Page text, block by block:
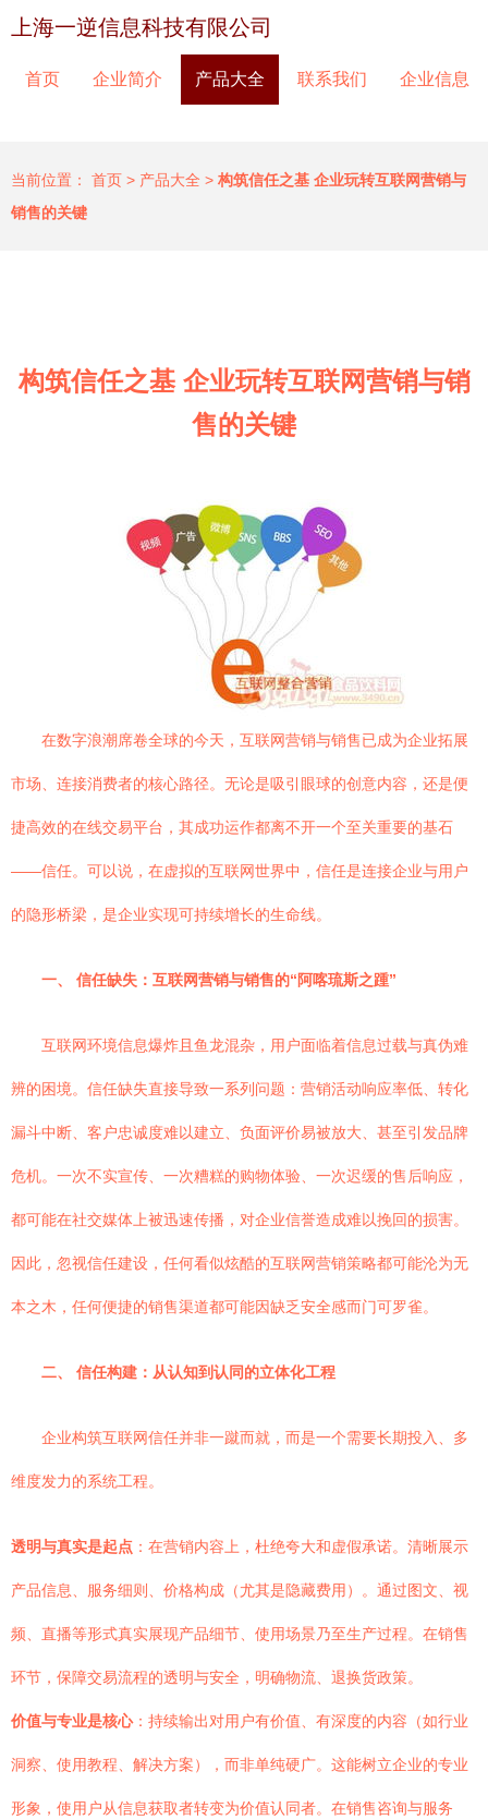
上海一逆信息科技有限公司
首页 企业简介 产品大全 联系我们 企业信息
当前位置： 首页 > 产品大全 > 构筑信任之基 企业玩转互联网营销与
销售的关键
构筑信任之基 企业玩转互联网营销与销
售的关键
在数字浪潮席卷全球的今天，互联网营销与销售已成为企业拓展
市场、连接消费者的核心路径。无论是吸引眼球的创意内容，还是便
捷高效的在线交易平台，其成功运作都离不开一个至关重要的基石
——信任。可以说，在虚拟的互联网世界中，信任是连接企业与用户
的隐形桥梁，是企业实现可持续增长的生命线。
一、 信任缺失：互联网营销与销售的“阿喀琉斯之踵”
互联网环境信息爆炸且鱼龙混杂，用户面临着信息过载与真伪难
辨的困境。信任缺失直接导致一系列问题：营销活动响应率低、转化
漏斗中断、客户忠诚度难以建立、负面评价易被放大、甚至引发品牌
危机。一次不实宣传、一次糟糕的购物体验、一次迟缓的售后响应，
都可能在社交媒体上被迅速传播，对企业信誉造成难以挽回的损害。
因此，忽视信任建设，任何看似炫酷的互联网营销策略都可能沦为无
本之木，任何便捷的销售渠道都可能因缺乏安全感而门可罗雀。
二、 信任构建：从认知到认同的立体化工程
企业构筑互联网信任并非一蹴而就，而是一个需要长期投入、多
维度发力的系统工程。
透明与真实是起点 ：在营销内容上，杜绝夸大和虚假承诺。清晰展示
产品信息、服务细则、价格构成（尤其是隐藏费用）。通过图文、视
频、直播等形式真实展现产品细节、使用场景乃至生产过程。在销售
环节，保障交易流程的透明与安全，明确物流、退换货政策。
价值与专业是核心：持续输出对用户有价值、有深度的内容（如行业
洞察、使用教程、解决方案），而非单纯硬广。这能树立企业的专业
形象，使用户从信息获取者转变为价值认同者。在销售咨询与服务